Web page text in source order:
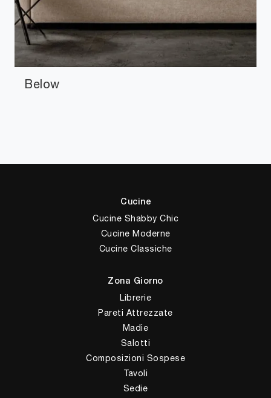
Below
Cucine
Cucine Shabby Chic
Cucine Moderne
Cucine Classiche
Zona Giorno
Librerie
Pareti Attrezzate
Madie
Salotti
Composizioni Sospese
Tavoli
Sedie